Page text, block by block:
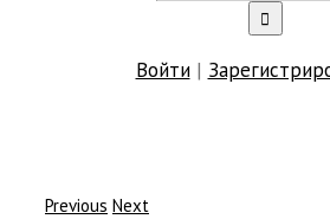
Войти|
Previous Next